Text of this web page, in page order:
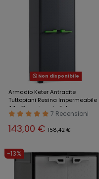
Non disponibile
Armadio Keter Antracite
Tuttopiani Resina Impermeabile
Alto Organizer da Esterno
7 Recensioni
143,00 € 158,42 €
-13%